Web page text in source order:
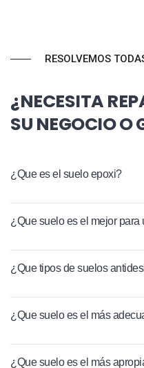
RESOLVEMOS
¿NECESITA
SU NEGOCIO O
¿Que es el suelo epoxi?
¿Que suelo es el mejor para
¿Que tipos de suelos
¿Que suelo es el más
¿Que suelo es el más